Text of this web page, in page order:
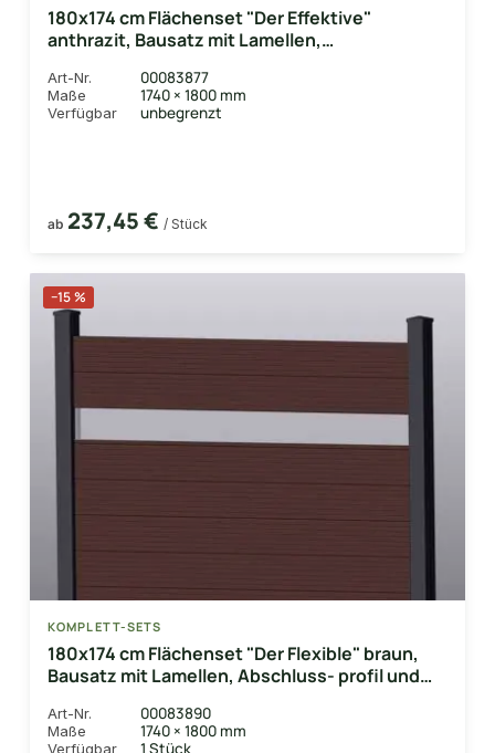
180x174 cm Flächenset "Der Effektive"
anthrazit, Bausatz mit Lamellen,
Art-Nr. 00083877
Maße 1740 × 1800 mm
Verfügbar unbegrenzt
ab 237,45 € / Stück
−15 %
KOMPLETT-SETS
180x174 cm Flächenset "Der Flexible" braun,
Bausatz mit Lamellen, Abschluss- profil und
Art-Nr. 00083890
Maße 1740 × 1800 mm
Verfügbar 1 Stück